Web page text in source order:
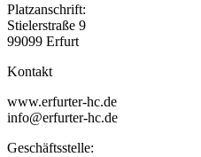
Platzanschrift:
Stielerstraße 9
99099 Erfurt
Kontakt
www.erfurter-hc.de
info@erfurter-hc.de
Geschäftsstelle: